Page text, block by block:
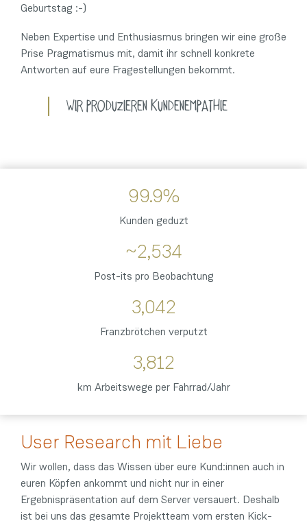
Geburtstag :-)
Neben Expertise und Enthusiasmus bringen wir eine große
Prise Pragmatismus mit, damit ihr schnell konkrete
Antworten auf eure Fragestellungen bekommt.
Wir produzieren Kundenempathie
99.9%
Kunden geduzt
~2,534
Post-its pro Beobachtung
3,042
Franzbrötchen verputzt
3,812
km Arbeitswege per Fahrrad/Jahr
User Research mit Liebe
Wir wollen, dass das Wissen über eure Kund:innen auch in
euren Köpfen ankommt und nicht nur in einer
Ergebnispräsentation auf dem Server versauert. Deshalb
ist bei uns das gesamte Projektteam vom ersten Kick-